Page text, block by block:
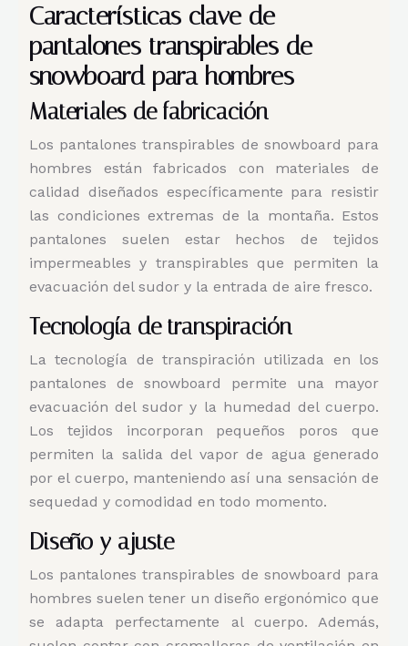
Características clave de
pantalones transpirables de
snowboard para hombres
Materiales de fabricación
Los pantalones transpirables de snowboard para
hombres están fabricados con materiales de
calidad diseñados específicamente para resistir
las condiciones extremas de la montaña. Estos
pantalones suelen estar hechos de tejidos
impermeables y transpirables que permiten la
evacuación del sudor y la entrada de aire fresco.
Tecnología de transpiración
La tecnología de transpiración utilizada en los
pantalones de snowboard permite una mayor
evacuación del sudor y la humedad del cuerpo.
Los tejidos incorporan pequeños poros que
permiten la salida del vapor de agua generado
por el cuerpo, manteniendo así una sensación de
sequedad y comodidad en todo momento.
Diseño y ajuste
Los pantalones transpirables de snowboard para
hombres suelen tener un diseño ergonómico que
se adapta perfectamente al cuerpo. Además,